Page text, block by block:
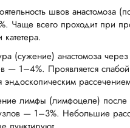
швов анастомоза
Чаще всего проходит при
катетера.
(сужение) анастомоза
— 1–4%. Проявляется
эндоскопическим
лимфы (лимфоцеле) после
— 1–3%. Небольшие